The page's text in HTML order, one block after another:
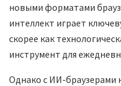
новыми форматами
интеллект играет
скорее как
инструмент для
Однако с ИИ-